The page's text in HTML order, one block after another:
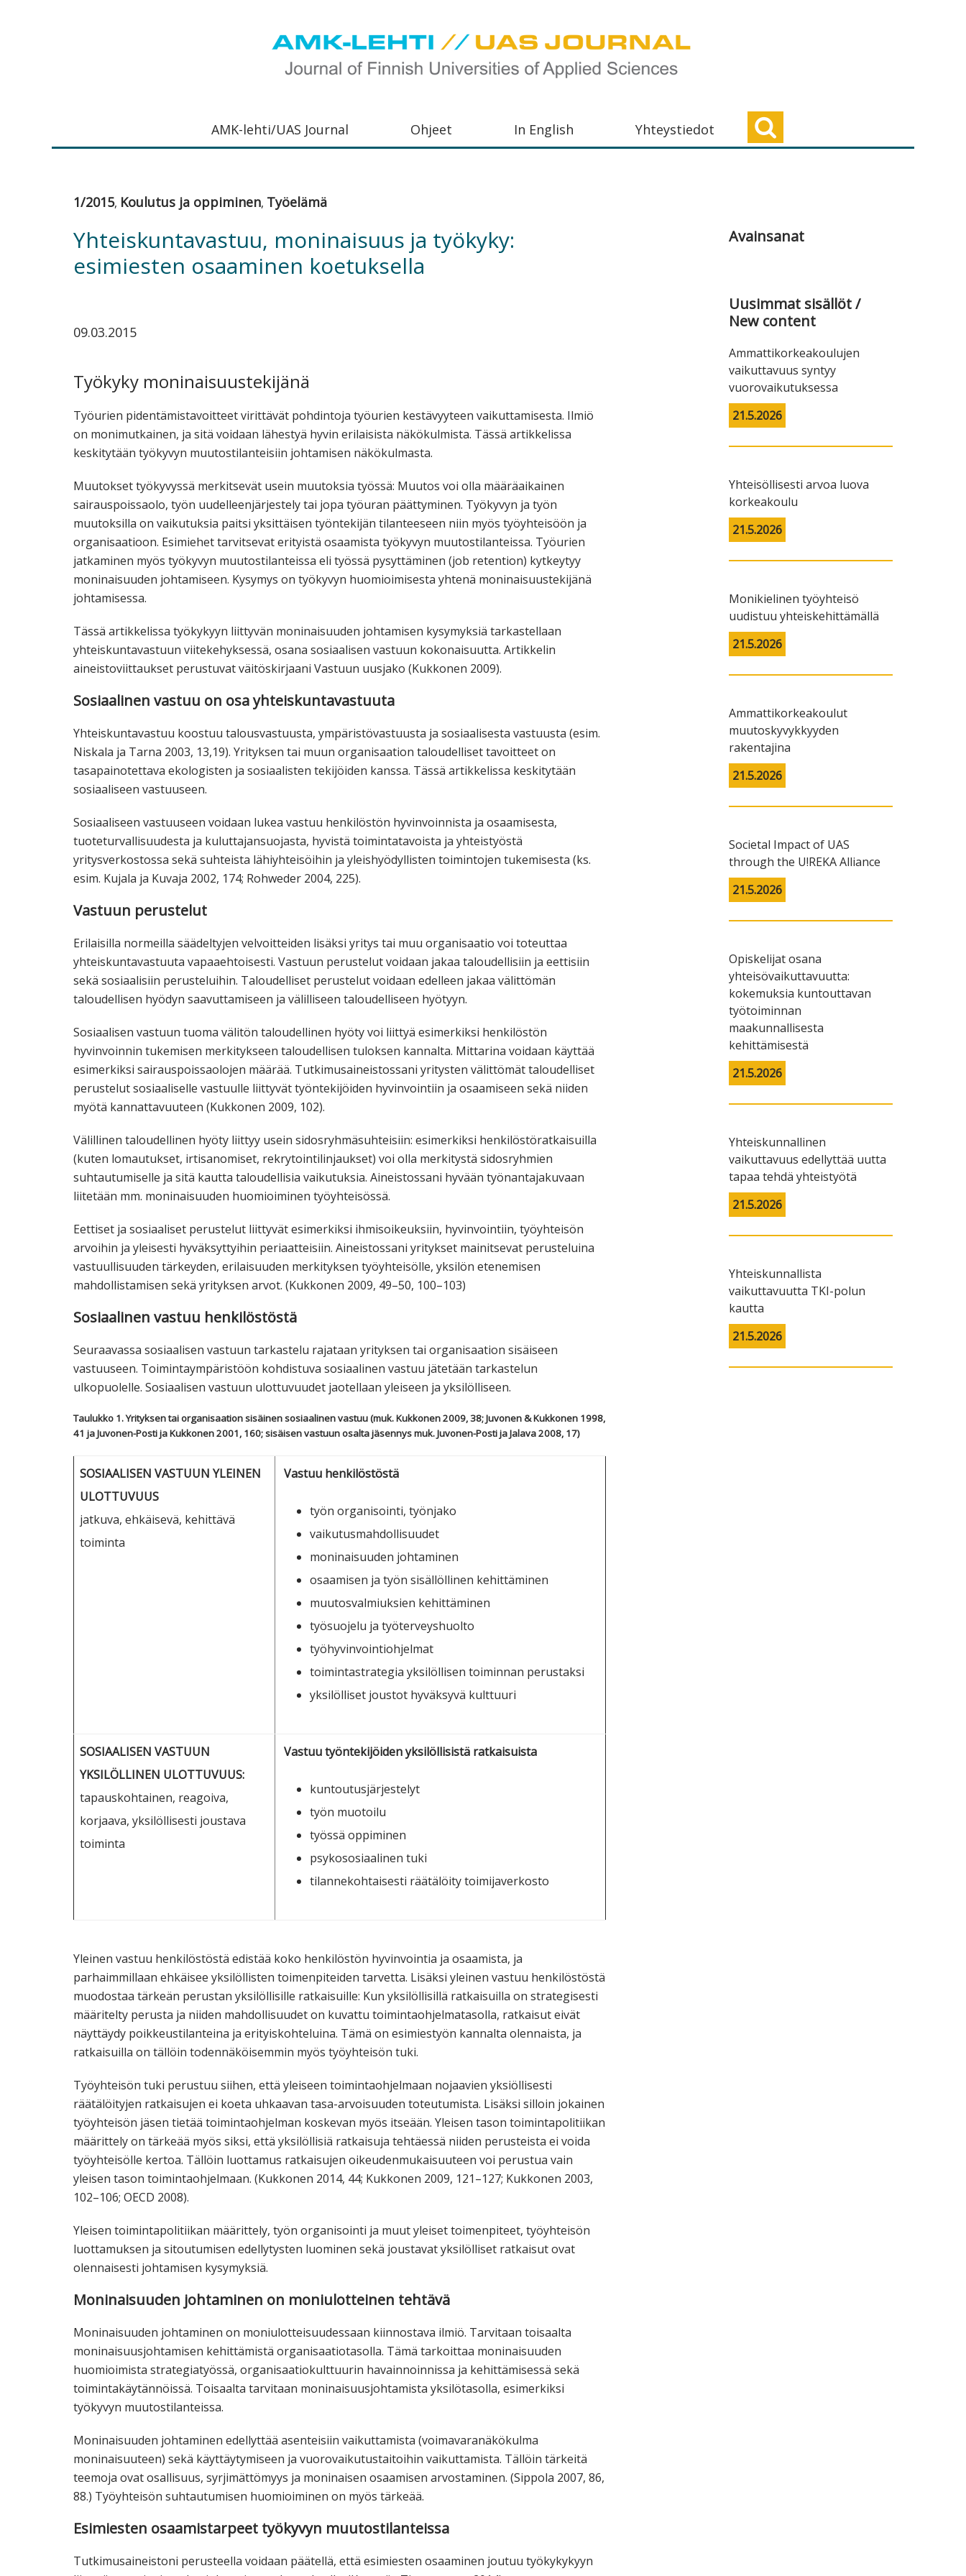
on
ammattikorkeakoulujen
viestittää
tutkimus-,
kehittämis-
tutkimuksesta
kaikille
kiinnostuneille.
AMK-lehti/UAS Journal Ohjeet In English Yhteystiedot
1/2015, Koulutus ja oppiminen, Työelämä
Yhteiskuntavastuu, moninaisuus ja työkyky:
esimiesten osaaminen koetuksella
09.03.2015
Työkyky moninaisuustekijänä
Työurien pidentämistavoitteet virittävät pohdintoja työurien kestävyyteen vaikuttamisesta. Ilmiö
on monimutkainen, ja sitä voidaan lähestyä hyvin erilaisista näkökulmista. Tässä artikkelissa
keskitytään työkyvyn muutostilanteisiin johtamisen näkökulmasta.
Muutokset työkyvyssä merkitsevät usein muutoksia työssä: Muutos voi olla määräaikainen
sairauspoissaolo, työn uudelleenjärjestely tai jopa työuran päättyminen. Työkyvyn ja työn
muutoksilla on vaikutuksia paitsi yksittäisen työntekijän tilanteeseen niin myös työyhteisöön ja
organisaatioon. Esimiehet tarvitsevat erityistä osaamista työkyvyn muutostilanteissa. Työurien
jatkaminen myös työkyvyn muutostilanteissa eli työssä pysyttäminen (job retention) kytkeytyy
moninaisuuden johtamiseen. Kysymys on työkyvyn huomioimisesta yhtenä moninaisuustekijänä
johtamisessa.
Tässä artikkelissa työkykyyn liittyvän moninaisuuden johtamisen kysymyksiä tarkastellaan
yhteiskuntavastuun viitekehyksessä, osana sosiaalisen vastuun kokonaisuutta. Artikkelin
aineistoviittaukset perustuvat väitöskirjaani Vastuun uusjako (Kukkonen 2009).
Sosiaalinen vastuu on osa yhteiskuntavastuuta
Yhteiskuntavastuu koostuu talousvastuusta, ympäristövastuusta ja sosiaalisesta vastuusta (esim.
Niskala ja Tarna 2003, 13,19). Yrityksen tai muun organisaation taloudelliset tavoitteet on
tasapainotettava ekologisten ja sosiaalisten tekijöiden kanssa. Tässä artikkelissa keskitytään
sosiaaliseen vastuuseen.
Sosiaaliseen vastuuseen voidaan lukea vastuu henkilöstön hyvinvoinnista ja osaamisesta,
tuoteturvallisuudesta ja kuluttajansuojasta, hyvistä toimintatavoista ja yhteistyöstä
yritysverkostossa sekä suhteista lähiyhteisöihin ja yleishyödyllisten toimintojen tukemisesta (ks.
esim. Kujala ja Kuvaja 2002, 174; Rohweder 2004, 225).
Vastuun perustelut
Erilaisilla normeilla säädeltyjen velvoitteiden lisäksi yritys tai muu organisaatio voi toteuttaa
yhteiskuntavastuuta vapaaehtoisesti. Vastuun perustelut voidaan jakaa taloudellisiin ja eettisiin
sekä sosiaalisiin perusteluihin. Taloudelliset perustelut voidaan edelleen jakaa välittömän
taloudellisen hyödyn saavuttamiseen ja välilliseen taloudelliseen hyötyyn.
Sosiaalisen vastuun tuoma välitön taloudellinen hyöty voi liittyä esimerkiksi henkilöstön
hyvinvoinnin tukemisen merkitykseen taloudellisen tuloksen kannalta. Mittarina voidaan käyttää
esimerkiksi sairauspoissaolojen määrää. Tutkimusaineistossani yritysten välittömät taloudelliset
perustelut sosiaaliselle vastuulle liittyvät työntekijöiden hyvinvointiin ja osaamiseen sekä niiden
myötä kannattavuuteen (Kukkonen 2009, 102).
Välillinen taloudellinen hyöty liittyy usein sidosryhmäsuhteisiin: esimerkiksi henkilöstöratkaisuilla
(kuten lomautukset, irtisanomiset, rekrytointilinjaukset) voi olla merkitystä sidosryhmien
suhtautumiselle ja sitä kautta taloudellisia vaikutuksia. Aineistossani hyvään työnantajakuvaan
liitetään mm. moninaisuuden huomioiminen työyhteisössä.
Eettiset ja sosiaaliset perustelut liittyvät esimerkiksi ihmisoikeuksiin, hyvinvointiin, työyhteisön
arvoihin ja yleisesti hyväksyttyihin periaatteisiin. Aineistossani yritykset mainitsevat perusteluina
vastuullisuuden tärkeyden, erilaisuuden merkityksen työyhteisölle, yksilön etenemisen
mahdollistamisen sekä yrityksen arvot. (Kukkonen 2009, 49–50, 100–103)
Sosiaalinen vastuu henkilöstöstä
Seuraavassa sosiaalisen vastuun tarkastelu rajataan yrityksen tai organisaation sisäiseen
vastuuseen. Toimintaympäristöön kohdistuva sosiaalinen vastuu jätetään tarkastelun
ulkopuolelle. Sosiaalisen vastuun ulottuvuudet jaotellaan yleiseen ja yksilölliseen.
Taulukko 1. Yrityksen tai organisaation sisäinen sosiaalinen vastuu (muk. Kukkonen 2009, 38; Juvonen & Kukkonen 1998,
41 ja Juvonen-Posti ja Kukkonen 2001, 160; sisäisen vastuun osalta jäsennys muk. Juvonen-Posti ja Jalava 2008, 17)
SOSIAALISEN VASTUUN YLEINEN
ULOTTUVUUS
jatkuva, ehkäisevä, kehittävä
toiminta
Vastuu henkilöstöstä
työn organisointi, työnjako
vaikutusmahdollisuudet
moninaisuuden johtaminen
osaamisen ja työn sisällöllinen kehittäminen
muutosvalmiuksien kehittäminen
työsuojelu ja työterveyshuolto
työhyvinvointiohjelmat
toimintastrategia yksilöllisen toiminnan perustaksi
yksilölliset joustot hyväksyvä kulttuuri
SOSIAALISEN VASTUUN
YKSILÖLLINEN ULOTTUVUUS:
tapauskohtainen, reagoiva,
korjaava, yksilöllisesti joustava
toiminta
Vastuu työntekijöiden yksilöllisistä ratkaisuista
kuntoutusjärjestelyt
työn muotoilu
työssä oppiminen
psykososiaalinen tuki
tilannekohtaisesti räätälöity toimijaverkosto
Yleinen vastuu henkilöstöstä edistää koko henkilöstön hyvinvointia ja osaamista, ja
parhaimmillaan ehkäisee yksilöllisten toimenpiteiden tarvetta. Lisäksi yleinen vastuu henkilöstöstä
muodostaa tärkeän perustan yksilöllisille ratkaisuille: Kun yksilöllisillä ratkaisuilla on strategisesti
määritelty perusta ja niiden mahdollisuudet on kuvattu toimintaohjelmatasolla, ratkaisut eivät
näyttäydy poikkeustilanteina ja erityiskohteluina. Tämä on esimiestyön kannalta olennaista, ja
ratkaisuilla on tällöin todennäköisemmin myös työyhteisön tuki.
Työyhteisön tuki perustuu siihen, että yleiseen toimintaohjelmaan nojaavien yksiöllisesti
räätälöityjen ratkaisujen ei koeta uhkaavan tasa-arvoisuuden toteutumista. Lisäksi silloin jokainen
työyhteisön jäsen tietää toimintaohjelman koskevan myös itseään. Yleisen tason toimintapolitiikan
määrittely on tärkeää myös siksi, että yksilöllisiä ratkaisuja tehtäessä niiden perusteista ei voida
työyhteisölle kertoa. Tällöin luottamus ratkaisujen oikeudenmukaisuuteen voi perustua vain
yleisen tason toimintaohjelmaan. (Kukkonen 2014, 44; Kukkonen 2009, 121–127; Kukkonen 2003,
102–106; OECD 2008).
Yleisen toimintapolitiikan määrittely, työn organisointi ja muut yleiset toimenpiteet, työyhteisön
luottamuksen ja sitoutumisen edellytysten luominen sekä joustavat yksilölliset ratkaisut ovat
olennaisesti johtamisen kysymyksiä.
Moninaisuuden johtaminen on moniulotteinen tehtävä
Moninaisuuden johtaminen on moniulotteisuudessaan kiinnostava ilmiö. Tarvitaan toisaalta
moninaisuusjohtamisen kehittämistä organisaatiotasolla. Tämä tarkoittaa moninaisuuden
huomioimista strategiatyössä, organisaatiokulttuurin havainnoinnissa ja kehittämisessä sekä
toimintakäytännöissä. Toisaalta tarvitaan moninaisuusjohtamista yksilötasolla, esimerkiksi
työkyvyn muutostilanteissa.
Moninaisuuden johtaminen edellyttää asenteisiin vaikuttamista (voimavaranäkökulma
moninaisuuteen) sekä käyttäytymiseen ja vuorovaikutustaitoihin vaikuttamista. Tällöin tärkeitä
teemoja ovat osallisuus, syrjimättömyys ja moninaisen osaamisen arvostaminen. (Sippola 2007, 86,
88.) Työyhteisön suhtautumisen huomioiminen on myös tärkeää.
Esimiesten osaamistarpeet työkyvyn muutostilanteissa
Tutkimusaineistoni perusteella voidaan päätellä, että esimiesten osaaminen joutuu työkykykyyn
Avainsanat
Uusimmat sisällöt /
New content
Ammattikorkeakoulujen
vaikuttavuus syntyy
vuorovaikutuksessa
21.5.2026
Yhteisöllisesti arvoa luova
korkeakoulu
21.5.2026
Monikielinen työyhteisö
uudistuu yhteiskehittämällä
21.5.2026
Ammattikorkeakoulut
muutoskyvykkyyden
rakentajina
21.5.2026
Societal Impact of UAS
through the U!REKA Alliance
21.5.2026
Opiskelijat osana
yhteisövaikuttavuutta:
kokemuksia kuntouttavan
työtoiminnan
maakunnallisesta
kehittämisestä
21.5.2026
Yhteiskunnallinen
vaikuttavuus edellyttää uutta
tapaa tehdä yhteistyötä
21.5.2026
Yhteiskunnallista
vaikuttavuutta TKI-polun
kautta
21.5.2026